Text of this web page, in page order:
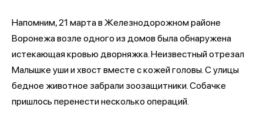
Напомним, 21 марта в Железнодорожном районе
Воронежа возле одного из домов была обнаружена
истекающая кровью дворняжка. Неизвестный отрезал
Малышке уши и хвост вместе с кожей головы. С улицы
бедное животное забрали зоозащитники. Собачке
пришлось перенести несколько операций.